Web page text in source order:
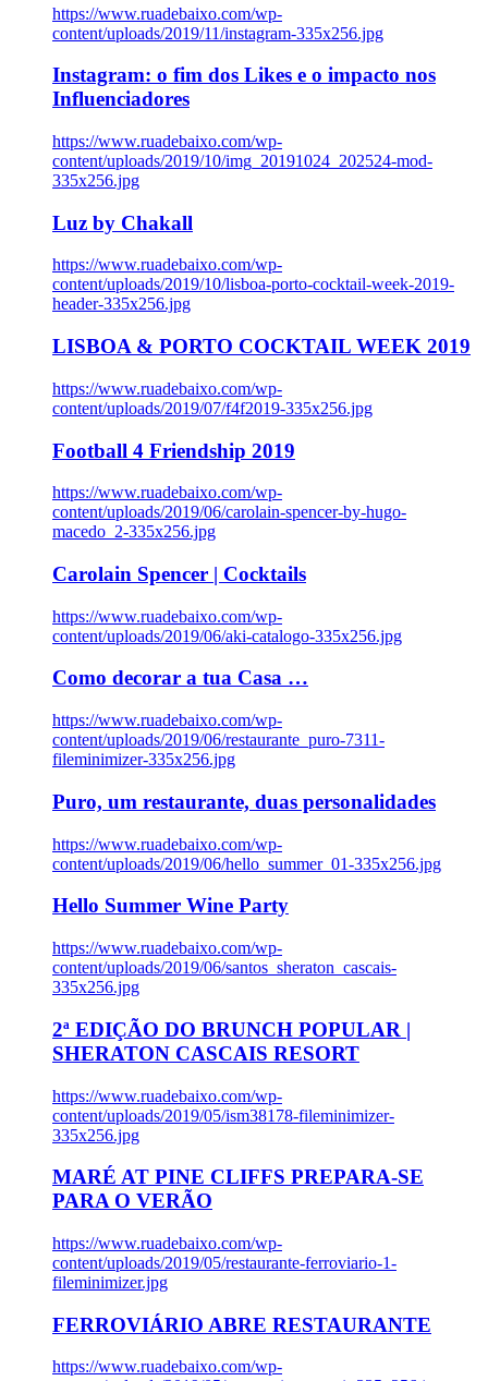
https://www.ruadebaixo.com/wp-
content/uploads/2019/11/instagram-335x256.jpg
Instagram: o fim dos Likes e o impacto nos
Influenciadores
https://www.ruadebaixo.com/wp-
content/uploads/2019/10/img_20191024_202524-mod-
335x256.jpg
Luz by Chakall
https://www.ruadebaixo.com/wp-
content/uploads/2019/10/lisboa-porto-cocktail-week-2019-
header-335x256.jpg
LISBOA & PORTO COCKTAIL WEEK 2019
https://www.ruadebaixo.com/wp-
content/uploads/2019/07/f4f2019-335x256.jpg
Football 4 Friendship 2019
https://www.ruadebaixo.com/wp-
content/uploads/2019/06/carolain-spencer-by-hugo-
macedo_2-335x256.jpg
Carolain Spencer | Cocktails
https://www.ruadebaixo.com/wp-
content/uploads/2019/06/aki-catalogo-335x256.jpg
Como decorar a tua Casa …
https://www.ruadebaixo.com/wp-
content/uploads/2019/06/restaurante_puro-7311-
fileminimizer-335x256.jpg
Puro, um restaurante, duas personalidades
https://www.ruadebaixo.com/wp-
content/uploads/2019/06/hello_summer_01-335x256.jpg
Hello Summer Wine Party
https://www.ruadebaixo.com/wp-
content/uploads/2019/06/santos_sheraton_cascais-
335x256.jpg
2ª EDIÇÃO DO BRUNCH POPULAR |
SHERATON CASCAIS RESORT
https://www.ruadebaixo.com/wp-
content/uploads/2019/05/ism38178-fileminimizer-
335x256.jpg
MARÉ AT PINE CLIFFS PREPARA-SE
PARA O VERÃO
https://www.ruadebaixo.com/wp-
content/uploads/2019/05/restaurante-ferroviario-1-
fileminimizer.jpg
FERROVIÁRIO ABRE RESTAURANTE
https://www.ruadebaixo.com/wp-